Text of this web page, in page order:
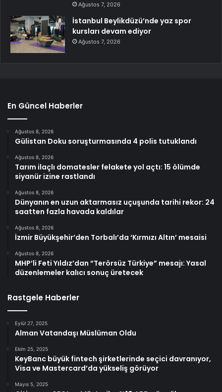
Ağustos 7, 2026
İstanbul Beylikdüzü’nde yaz spor
kursları devam ediyor
Ağustos 7, 2026
En Güncel Haberler
Ağustos 8, 2026
Gülistan Doku soruşturmasında 4 polis tutuklandı
Ağustos 8, 2026
Tarım ilaçlı domatesler felakete yol açtı: 15 ölümde
siyanür izine rastlandı
Ağustos 8, 2026
Dünyanın en uzun aktarmasız uçuşunda tarihi rekor: 24
saatten fazla havada kaldılar
Ağustos 8, 2026
İzmir Büyükşehir’den Torbalı’da ‘Kırmızı Altın’ mesaisi
Ağustos 8, 2026
MHP’li Feti Yıldız’dan “Terörsüz Türkiye” mesajı: Yasal
düzenlemeler kalıcı sonuç üretecek
Rastgele Haberler
Eylül 27, 2025
Alman Vatandaşı Müslüman Oldu
Ekim 25, 2025
KeyBanc büyük fintech şirketlerinde seçici davranıyor,
Visa ve Mastercard’da yükseliş görüyor
Mayıs 5, 2025